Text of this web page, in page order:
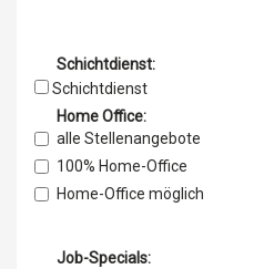
Schichtdienst:
Schichtdienst
Home Office:
alle Stellenangebote
100% Home-Office
Home-Office möglich
Job-Specials: